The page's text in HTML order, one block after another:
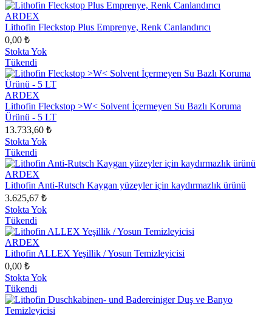
ARDEX
Lithofin Fleckstop Plus Emprenye, Renk Canlandırıcı
0,00 ₺
Stokta Yok
Tükendi
ARDEX
Lithofin Fleckstop >W< Solvent İçermeyen Su Bazlı Koruma
Ürünü - 5 LT
13.733,60 ₺
Stokta Yok
Tükendi
ARDEX
Lithofin Anti-Rutsch Kaygan yüzeyler için kaydırmazlık ürünü
3.625,67 ₺
Stokta Yok
Tükendi
ARDEX
Lithofin ALLEX Yeşillik / Yosun Temizleyicisi
0,00 ₺
Stokta Yok
Tükendi